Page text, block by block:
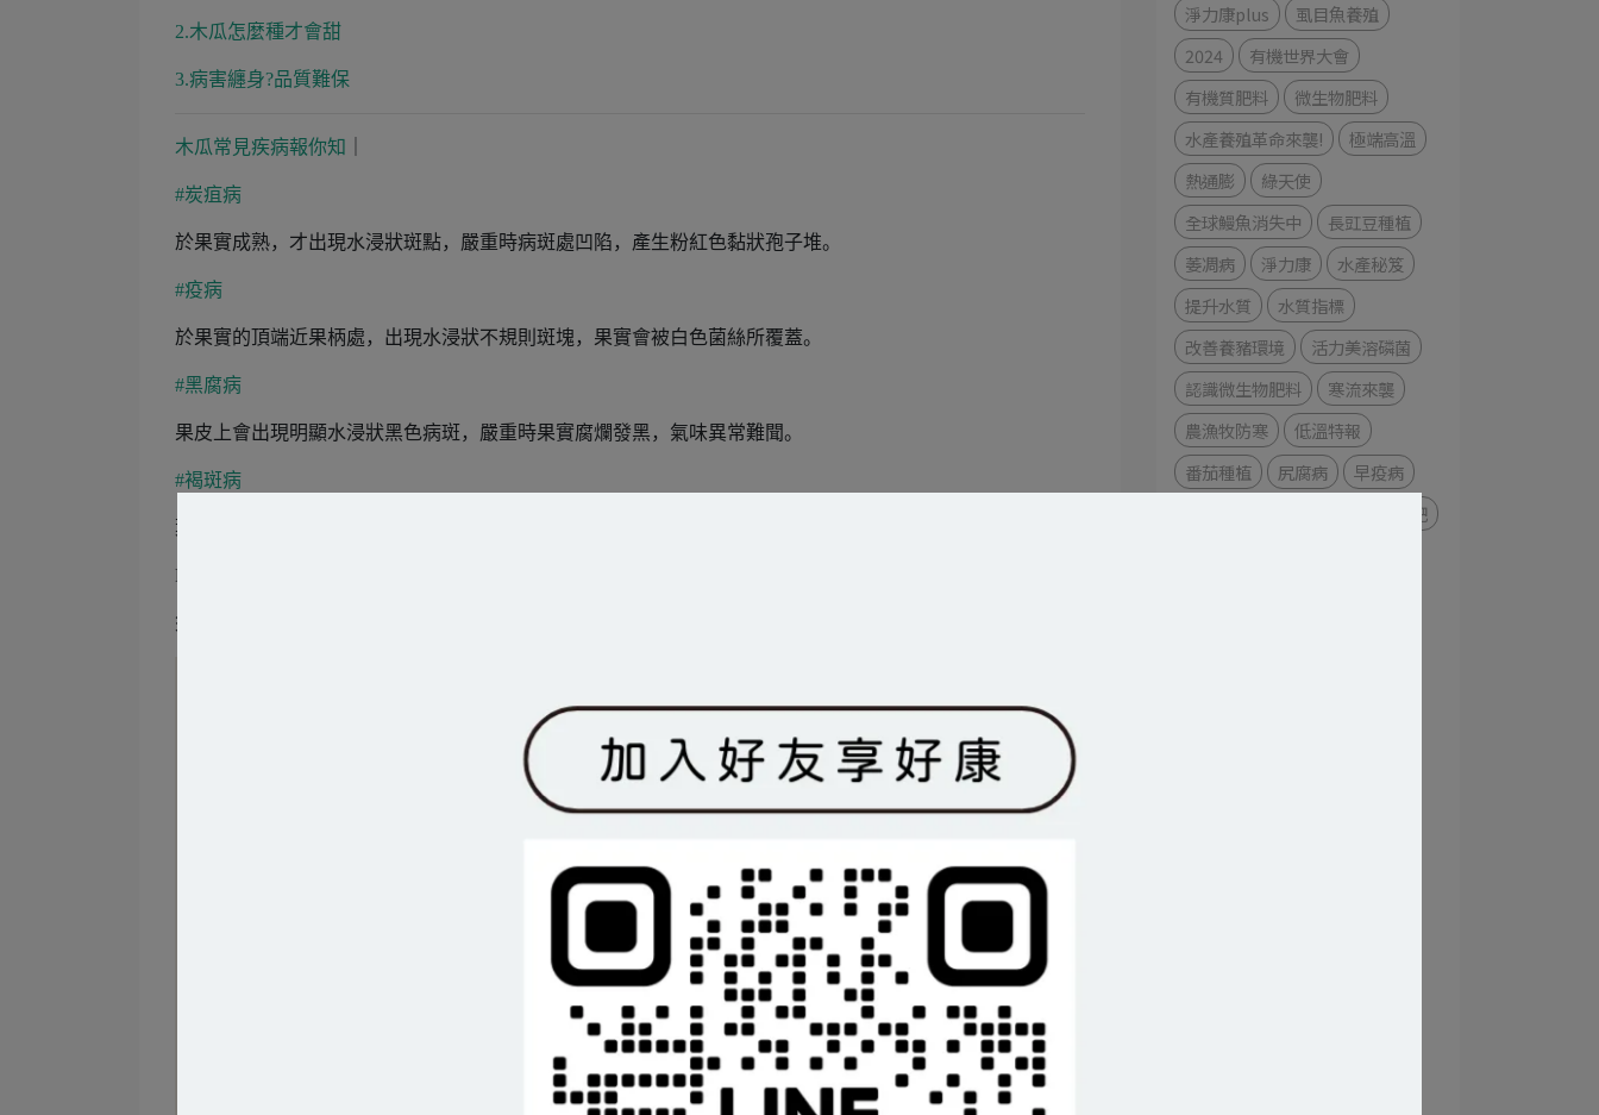
2.木瓜怎麼種才會甜
3.病害纏身?品質難保
木瓜常見疾病報你知
#炭疽病
於果實成熟，才出現水浸狀斑點，嚴重時病斑處凹陷，產生粉紅色黏狀孢子堆。
#疫病
於果實的頂端近果柄處，出現水浸狀不規則斑塊，果實會被白色菌絲所覆蓋。
#黑腐病
果皮上會出現明顯水浸狀黑色病斑，嚴重時果實腐爛發黑，氣味異常難聞。
#褐斑病
葉片會出現淺褐色或灰褐色圓形斑，嚴重時會形成穿孔或裂開，並造成果腐。
POINT
須注意保持良好排水，避免濕氣過重，並定期清除病葉和病果，杜絕病原擴散。
淨力康plus
虱目魚養殖
2024
有機世界大會
有機質肥料
微生物肥料
水產養殖革命來襲!
極端高溫
熱通膨
綠天使
全球鰻魚消失中
長豇豆種植
萎凋病
淨力康
水產秘笈
提升水質
水質指標
改善養豬環境
活力美溶磷菌
認識微生物肥料
寒流來襲
農漁牧防寒
低溫特報
番茄種植
尻腐病
早疫病
蔬沛健植物渣粕肥